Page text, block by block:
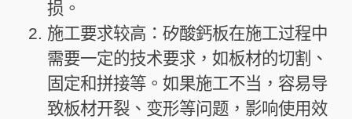
损。
施工要求较高：矽酸鈣板在施工过程中
需要一定的技术要求，如板材的切割、
固定和拼接等。如果施工不当，容易导
致板材开裂、变形等问题，影响使用效